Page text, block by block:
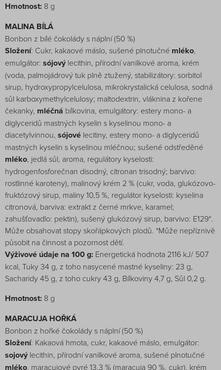
Hmotnost: 8 g
MALINA BÍLÁ
Bonbon z bílé čokolády s náplní (50 %)
Složení: Cukr, kakaové máslo, sušené plnotučné mléko,
emulgátor: sójový lecithin, přírodní vanilkové aroma, krém
(voda, palmojádrový tuk plně ztužený, stabilizátory: sorbitol
sirup, hydroxypropylcelulosa, mikrokrystalická celulosa, sodná
sůl karboxymethylcelulosy; maltodextrin, vláknina z kořene
čekanky, mléčná bílkovina, emulgátory: estery mono- a
diglyceridů mastných kyselin s kyselinou mono- a
diacetylvinnou, sójové lecitiny, estery mono- a diglyceridů
mastných kyselin s kyselinou mléčnou; sušené odstředěné
mléko, jedlá sůl, aroma, regulátory kyselosti:
hydrogenfosforečnan disodný, citronan trisodný; barvivo:
rostlinné karoteny), malinový krém 2 % (cukr, voda, glukózovo-
fruktózový sirup, maliny 10,5 %, regulátor kyselosti: kyselina
citronová, barviva: extrakt z černé mrkve, karamel;
zahušťovadlo: pektin), sušený glukózový sirup, barvivo: E129*.
Může obsahovat stopy skořápkových plodů. *Může nepříznivě
působit na činnost a pozornost dětí.
Výživové údaje na 100 g: Energetická hodnota 2116 kJ/ 507
kcal, Tuky 34 g, z toho nasycené mastné kyseliny: 23 g,
Sacharidy 45 g, z toho cukry 43 g, Bílkoviny 4,7 g, Sůl 0,2 g.
Hmotnost: 8 g
MARACUJA HOŘKÁ
Bonbon z hořké čokolády s náplní (50 %)
Složení: Kakaová hmota, cukr, kakaové máslo, emulgátor:
sojový lecithin, přírodní vanilkové aroma, sušené plnotučné
mléko, maracujové pyré 13,3 % (maracuja 90 %, cukr), krém